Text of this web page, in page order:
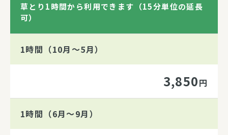
草とり1時間から利用できます（15分単位の延長
可）
1時間（10月～5月）
3,850円
1時間（6月～9月）